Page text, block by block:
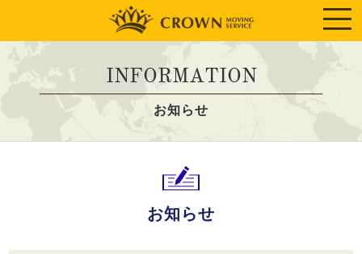
INFORMATION
お知らせ
お知らせ